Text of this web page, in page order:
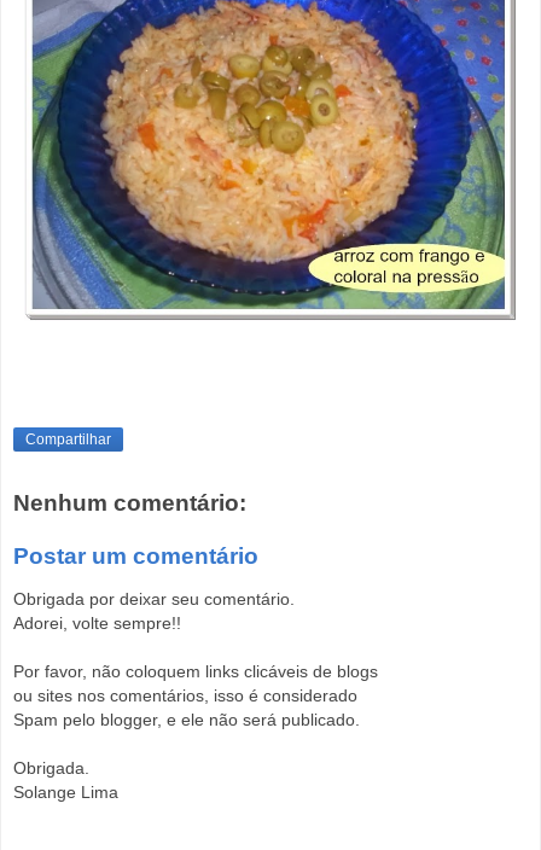
Compartilhar
Nenhum comentário:
Postar um comentário
Obrigada por deixar seu comentário.
Adorei, volte sempre!!
Por favor, não coloquem links clicáveis de blogs
ou sites nos comentários, isso é considerado
Spam pelo blogger, e ele não será publicado.
Obrigada.
Solange Lima